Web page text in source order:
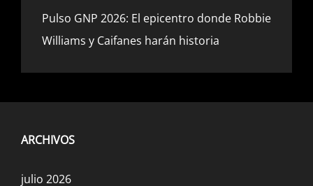
Pulso GNP 2026: El epicentro donde Robbie
Williams y Caifanes harán historia
ARCHIVOS
julio 2026